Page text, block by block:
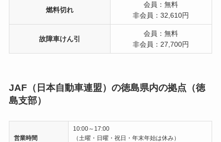
燃料切れ
会員：無料
非会員：32,610円
故障車けん引
会員：無料
非会員：27,700円
JAF（日本自動車連盟）の徳島県内の拠点（徳
島支部）
営業時間
10:00～17:00
（土曜・日曜・祝日・年末年始は休み）